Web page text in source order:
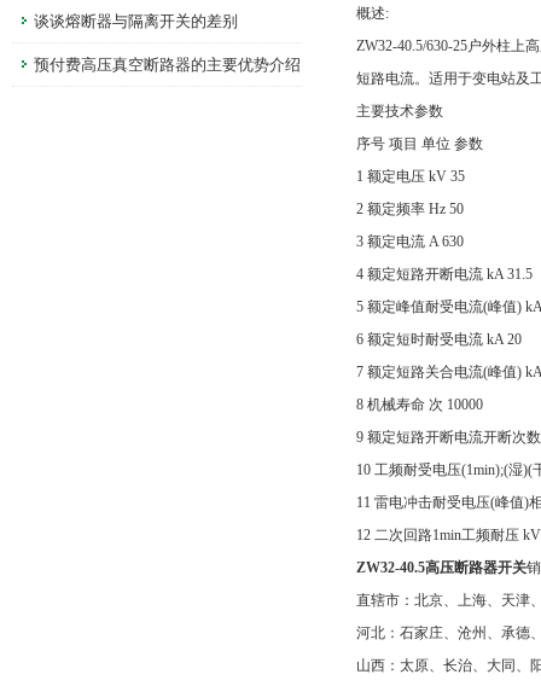
用注意事项
谈谈熔断器与隔离开关的差别
预付费高压真空断路器的主要优势介绍
概述:
ZW32-40.5/630-25户外柱上
短路电流。适用于变电站及
主要技术参数
序号 项目 单位 参数
1 额定电压 kV 35
2 额定频率 Hz 50
3 额定电流 A 630
4 额定短路开断电流 kA 31.5
5 额定峰值耐受电流(峰值)
6 额定短时耐受电流 kA 20
7 额定短路关合电流(峰值)
8 机械寿命 次 10000
9 额定短路开断电流开断次
10 工频耐受电压(1min);(湿)(
11 雷电冲击耐受电压(峰值)
12 二次回路1min工频耐压
ZW32-40.5高压断路器开关
直辖市：北京、上海、天津
河北：石家庄、沧州、承德
山西：太原、长治、大同、